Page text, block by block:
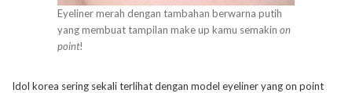
Eyeliner merah dengan tambahan berwarna putih
yang membuat tampilan make up kamu semakin on
point!
Idol korea sering sekali terlihat dengan model eyeliner yang on point